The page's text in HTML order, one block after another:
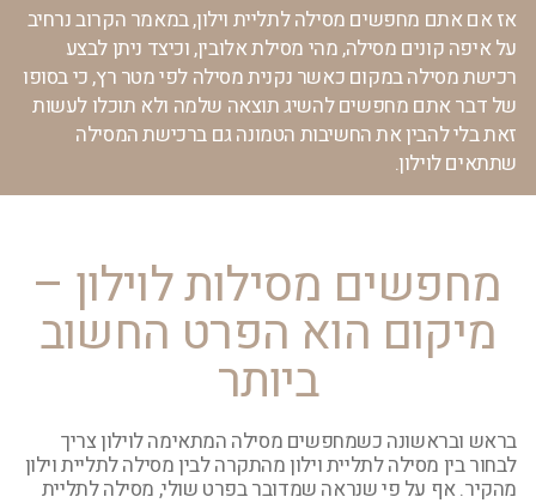
אז אם אתם מחפשים מסילה לתליית וילון, במאמר הקרוב נרחיב
על איפה קונים מסילה, מהי מסילת אלובין, וכיצד ניתן לבצע
רכישת מסילה במקום כאשר נקנית מסילה לפי מטר רץ,כי בסופו
של דבר אתם מחפשים להשיג תוצאה שלמה ולא תוכלו לעשות
זאת בלי להבין את החשיבות הטמונה גם ברכישת המסילה
שתתאים לוילון.
מחפשים מסילות לוילון –
מיקום הוא הפרט החשוב
ביותר
בראש ובראשונה כשמחפשים מסילה המתאימה לוילון צריך
לבחור בין מסילה לתליית וילון מהתקרה לבין מסילה לתליית וילון
מהקיר. אף על פי שנראה שמדובר בפרט שולי, מסילה לתליית